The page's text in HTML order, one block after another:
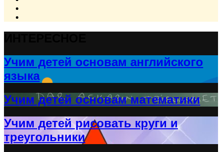
Учим детей основам английского
языка
Учим детей основам математики
Учим детей рисовать круги и
треугольники